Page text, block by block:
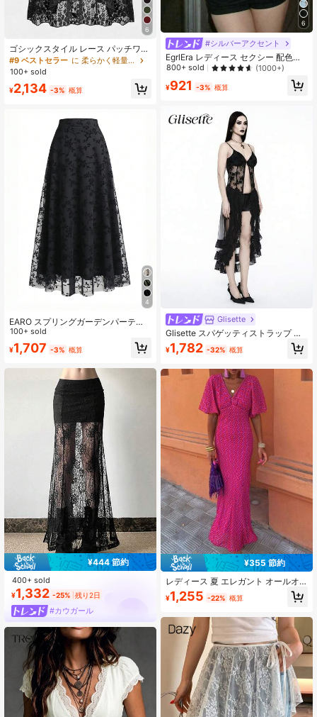
6
ゴシックスタイル レース パッチワー
ク フリルヘム 無地 パイレーツスカ
ート ブラック 春
#9 ベストセラー
に 柔らかく軽量 女性用ボトムス
100+ sold
¥2,134 -3% 概算
4
EARO スプリングガーデンパーティ
ー、レディース ハイウエスト 刺繍フ
ラワースカート、シアーメッシュAラ
インスカート、ヴィンテージロマン
ニッチデザイン カジュアル バケーシ
ョン ブラック
100+ sold
¥1,707 -3% 概算
¥444 節約
400+ sold
¥1,332 -25% 残り2日
#カウガール
6
#シルバーアクセント
EgrlEra レディース セクシー 配色レ
ース Vネック レーストリム トップス
800+ sold (1000+)
¥921 -3% 概算
Glisette
Glisette スパゲッティストラップ レ
ーストリム エレガント ロングキャミ
ソール、ブラック フローラル サマー
ス、ゴシックランジェリー シアー ラ
ッフル トップ オーバーレイ、プチ女
¥1,782 -32% 概算
¥355 節約
レディース 夏 エレガント オールオ
ーバープリント Vネック ファッショ
ン カジュアル ワンピース バケーシ
¥1,255 -22% 概算